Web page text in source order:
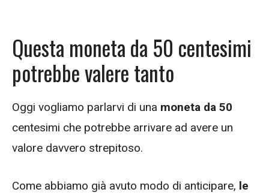
Questa moneta da 50 centesimi
potrebbe valere tanto
Oggi vogliamo parlarvi di una moneta da 50
centesimi che potrebbe arrivare ad avere un
valore davvero strepitoso.
Come abbiamo già avuto modo di anticipare, le